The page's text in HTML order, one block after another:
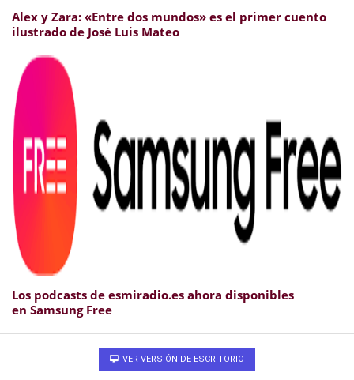
Alex y Zara: «Entre dos mundos» es el primer cuento
ilustrado de José Luis Mateo
Los podcasts de esmiradio.es ahora disponibles
en Samsung Free
VER VERSIÓN DE ESCRITORIO